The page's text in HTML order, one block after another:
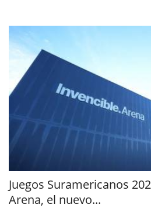
Juegos Suramericanos
Arena, el nuevo...